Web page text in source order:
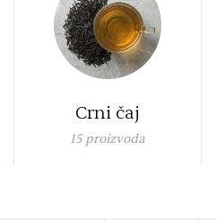
Rooibos čaj
proizvoda